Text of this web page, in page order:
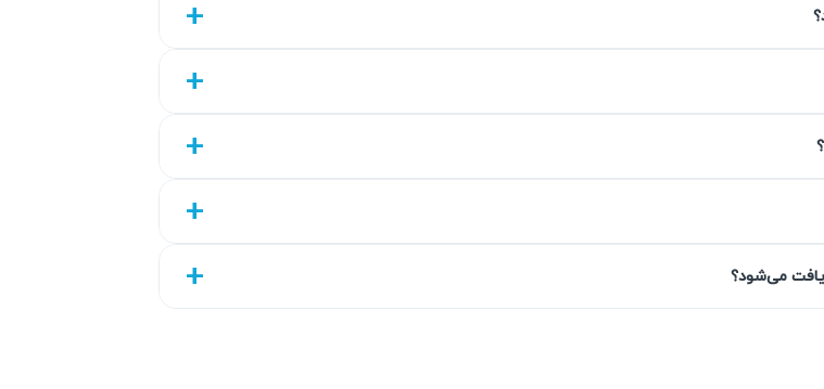
شما را انجام داده و تعمیرات استاندارد با گارانتی ۹۰ روزه ارائه می‌کنیم. هدف ما رضایت مشتریان با کیفیت بالا و شفافیت هزینه‌ها است. خدمات ما
چای ساز همراه با گارانتی کتبی ۹۰ روزه است که به شما اطمینان می‌دهد تعمیرات با کیفیت و دوام ارائه شده‌اند. در طول این مدت هر گونه
می‌شود؟